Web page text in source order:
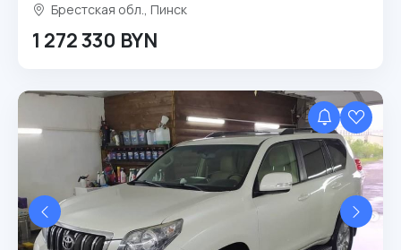
Брестская обл., Пинск
1 272 330 BYN